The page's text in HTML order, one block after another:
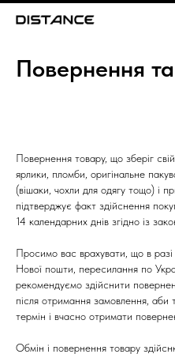
Повернення
Повернення товару, що зберіг
ярлики, пломби, оригінальне
(вішаки, чохли для одягу тощо) і
підтверджує факт здійснення
14 календарних днів згідно із
Просимо вас врахувати, що в
Нової пошти, пересилання по
рекомендуємо здійснити
після отримання замовлення, аби
термін і вчасно отримати
Обмін і повернення товару